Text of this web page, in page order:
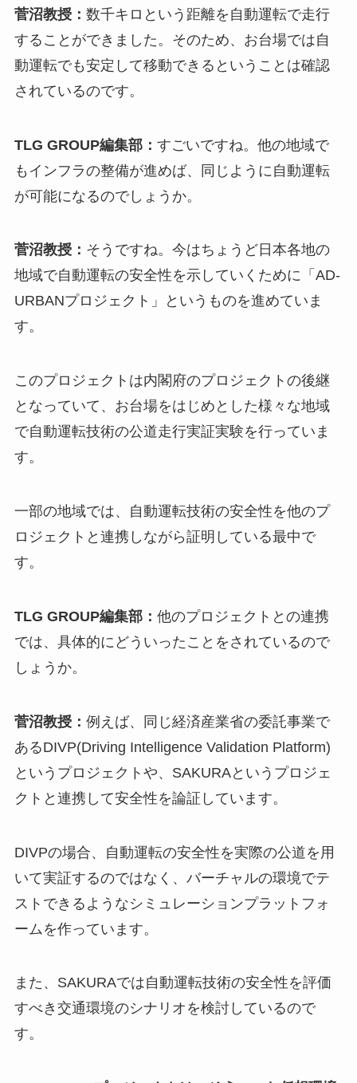
菅沼教授： 数千キロという距離を自動運転で走行
することができました。そのため、お台場では自
動運転でも安定して移動できるということは確認
されているのです。
TLG GROUP編集部： すごいですね。他の地域で
もインフラの整備が進めば、同じように自動運転
が可能になるのでしょうか。
菅沼教授： そうですね。今はちょうど日本各地の
地域で自動運転の安全性を示していくために「AD-
URBANプロジェクト」というものを進めていま
す。
このプロジェクトは内閣府のプロジェクトの後継
となっていて、お台場をはじめとした様々な地域
で自動運転技術の公道走行実証実験を行っていま
す。
一部の地域では、自動運転技術の安全性を他のプ
ロジェクトと連携しながら証明している最中で
す。
TLG GROUP編集部： 他のプロジェクトとの連携
では、具体的にどういったことをされているので
しょうか。
菅沼教授： 例えば、同じ経済産業省の委託事業で
あるDIVP(Driving Intelligence Validation Platform)
というプロジェクトや、SAKURAというプロジェ
クトと連携して安全性を論証しています。
DIVPの場合、自動運転の安全性を実際の公道を用
いて実証するのではなく、バーチャルの環境でテ
ストできるようなシミュレーションプラットフォ
ームを作っています。
また、SAKURAでは自動運転技術の安全性を評価
すべき交通環境のシナリオを検討しているので
す。